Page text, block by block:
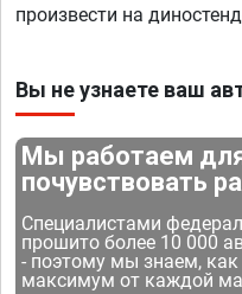
произвести на
Вы не узнаете ваш
Мы работаем
почувствовать
Специалистами
прошито более 10 000
- поэтому мы знаем,
максимум от каждой